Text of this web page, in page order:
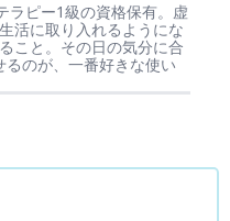
ラピー1級の資格保有。虚
活に取り入れるようにな
こと。その日の気分に合
のが、一番好きな使い